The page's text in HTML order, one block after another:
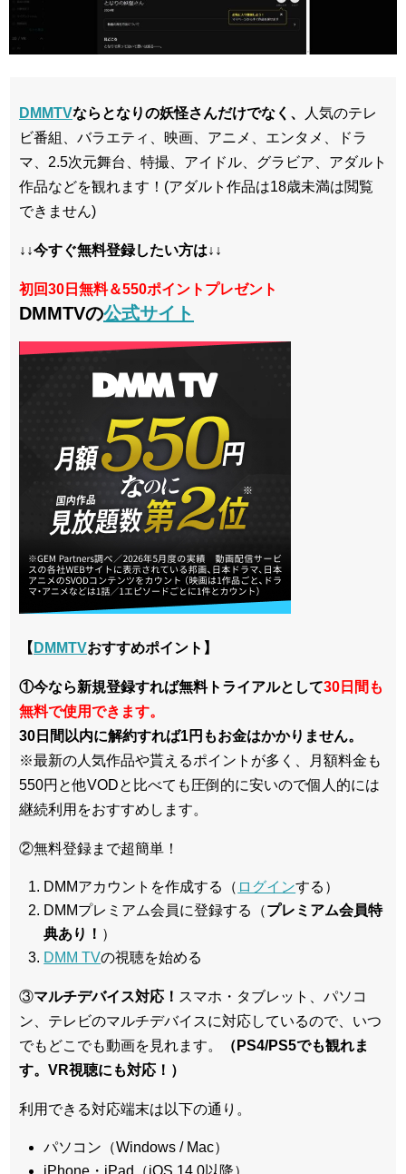
DMMTVならとなりの妖怪さんだけでなく、
人気のテレ
ビ番組、バラエティ、映画、アニメ、エンタメ、ドラ
マ、2.5次元舞台、特撮、アイドル、グラビア、アダルト
作品などを観れます！(アダルト作品は18歳未満は閲覧
できません)
↓↓今すぐ無料登録したい方は↓↓
初回30日無料＆550ポイントプレゼント
DMMTVの公式サイト
【 DMMTVおすすめポイント】
①今なら新規登録すれば無料トライアルとして30日間も
無料で使用できます。
30日間以内に解約すれば1円もお金はかかりません。
※最新の人気作品や貰えるポイントが多く、月額料金も
550円と他VODと比べても圧倒的に安いので個人的には
継続利用をおすすめします。
②無料登録まで超簡単！
DMMアカウントを作成する（ ログインする）
DMMプレミアム会員に登録する（プレミアム会員特
典あり！ ）
DMM TVの視聴を始める
③マルチデバイス対応！ スマホ・タブレット、パソコ
ン、テレビのマルチデバイスに対応しているので、いつ
でもどこでも動画を見れます。
（PS4/PS5でも観れま
す。VR視聴にも対応！）
利用できる対応端末は以下の通り。
パソコン（Windows / Mac）
iPhone・iPad（iOS 14.0以降）